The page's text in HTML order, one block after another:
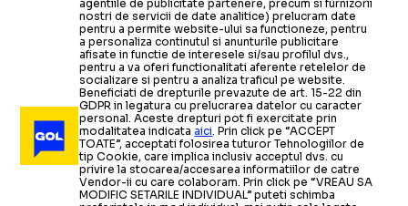
14.10.2019
Roger Federer va juca (cel puțin) până la 39 de ani: A
confirmat participarea la Jocurile Olimpice de la
Tokyo (2020)
TENIS 03.10.2019
Novak Djokovic și marele obiectiv-Să rămână în
agentiile de publicitate partenere, precum si furnizorii
nostri de servicii de date analitice) prelucram date
pentru a permite website-ului sa functioneze, pentru
a personaliza continutul si anunturile publicitare
afisate in functie de interesele si/sau profilul dvs.,
pentru a va oferi functionalitati aferente retelelor de
socializare si pentru a analiza traficul pe website.
Beneficiati de drepturile prevazute de art. 15-22 din
GDPR in legatura cu prelucrarea datelor cu caracter
personal. Aceste drepturi pot fi exercitate prin
modalitatea indicataaici . Prin click pe “ACCEPT
TOATE”, acceptati folosirea tuturor Tehnologiilor de
tip Cookie, care implica inclusiv acceptul dvs. cu
privire la stocarea/accesarea informatiilor de catre
Vendor-ii cu care colaboram. Prin click pe “VREAU SA
MODIFIC SETARILE INDIVIDUAL” puteti schimba